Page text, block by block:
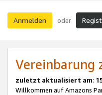
Anmelden oder
Vereinbarung
zuletzt aktualisiert am:
Willkommen auf Amazons